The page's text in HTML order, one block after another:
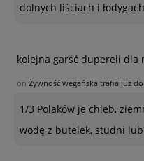
dolnych liściach i
kolejna garść dupereli dla
on Żywność wegańska trafia już
1/3 Polaków je chleb,
wodę z butelek, studni lub